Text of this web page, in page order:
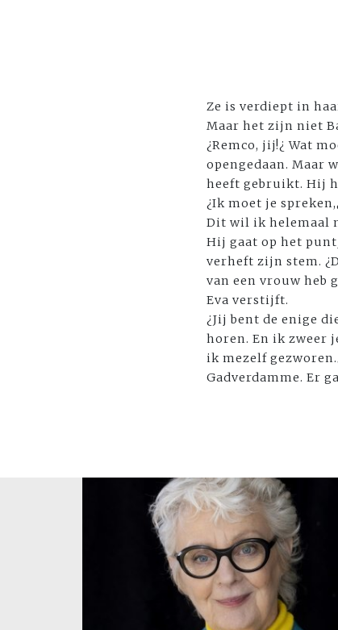
Ze is verdiept in
Maar het zijn niet
¿Remco, jij!¿ Wat
opengedaan. Maar
heeft gebruikt. Hij
¿Ik moet je
Dit wil ik helemaal
Hij gaat op het
verheft zijn stem.
van een vrouw heb
Eva verstijft.
¿Jij bent de enige
horen. En ik zweer
ik mezelf
Gadverdamme. Er